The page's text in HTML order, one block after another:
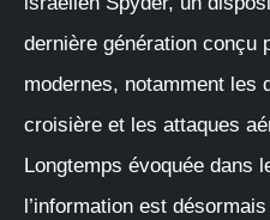
dernière génération conçu
modernes, notamment les
croisière et les attaques
Longtemps évoquée dans
l’information est